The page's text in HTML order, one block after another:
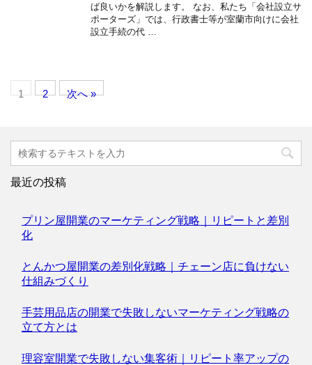
ば良いかを解説します。 なお、私たち「会社設立サ
ポーターズ」では、行政書士等が室蘭市向けに会社
設立手続の代 …
1 2 次へ »
最近の投稿
プリン屋開業のマーケティング戦略｜リピートと差別
化
とんかつ屋開業の差別化戦略｜チェーン店に負けない
仕組みづくり
手芸用品店の開業で失敗しないマーケティング戦略の
立て方とは
理容室開業で失敗しない集客術｜リピート率アップの